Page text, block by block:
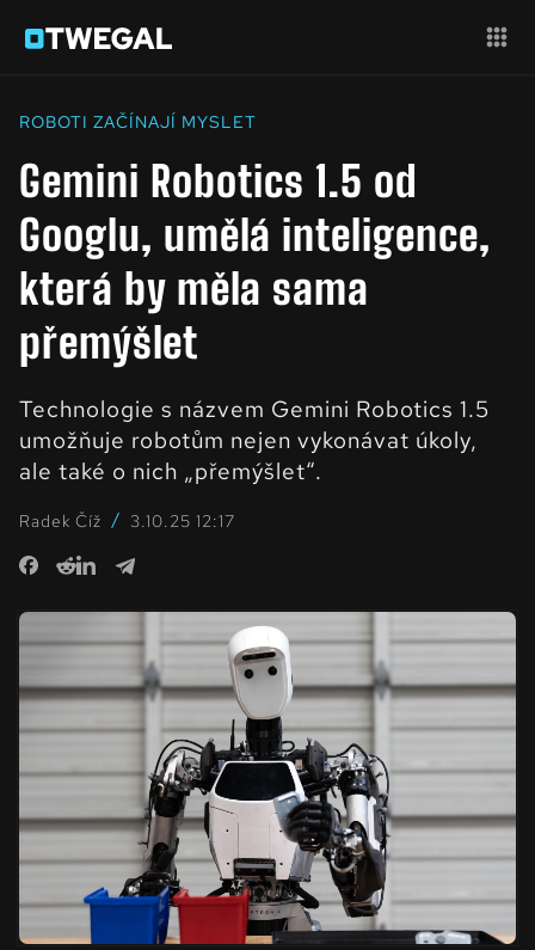
ROBOTI ZAČÍNAJÍ MYSLET
Gemini Robotics 1.5 od
Googlu, umělá inteligence,
která by měla sama
přemýšlet
Technologie s názvem Gemini Robotics 1.5
umožňuje robotům nejen vykonávat úkoly,
ale také o nich „přemýšlet“.
Radek Číž / 3.10.25 12:17